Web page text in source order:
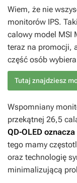
Wiem, że nie
monitorów IPS.
calowy model MSI
teraz na promocji,
część osób
Tutaj znajdziesz
Wspomniany
przekątnej 26,5
QD-OLED
tego mamy
oraz technologię
minimalizującą